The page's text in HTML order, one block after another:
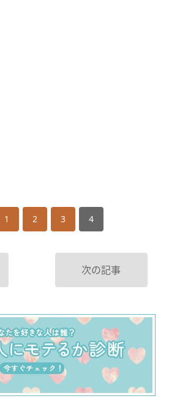
1 2 3 4
次の記事